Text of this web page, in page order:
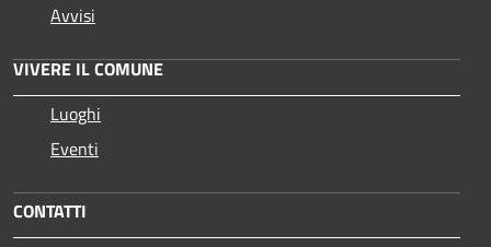
Avvisi
VIVERE IL COMUNE
Luoghi
Eventi
CONTATTI